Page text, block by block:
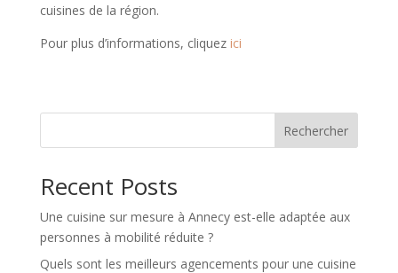
cuisines de la région.
Pour plus d’informations, cliquez ici
Rechercher
Recent Posts
Une cuisine sur mesure à Annecy est-elle adaptée aux
personnes à mobilité réduite ?
Quels sont les meilleurs agencements pour une cuisine